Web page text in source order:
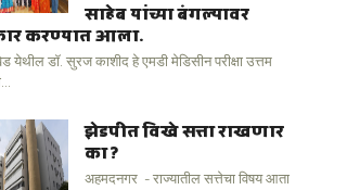
साहेब यांच्या बंगल्यावर
करण्यात आला.
येथील डॉ. सुरज काशीद हे एमडी मेडिसीन परीक्षा उत्तम
झेडपीत विखे सत्ता राखणार
का ?
अहमदनगर - राज्यातील सत्तेचा विषय आता